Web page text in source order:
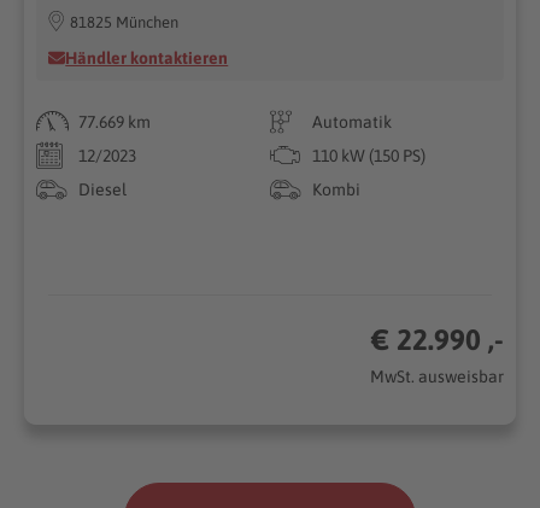
81825 München
Händler kontaktieren
77.669 km
Automatik
12/2023
110 kW (150 PS)
Diesel
Kombi
€ 22.990 ,-
MwSt. ausweisbar